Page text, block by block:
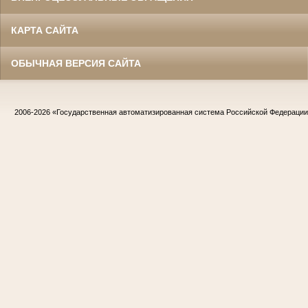
КАРТА САЙТА
ОБЫЧНАЯ ВЕРСИЯ САЙТА
2006-2026 «Государственная автоматизированная система Российской